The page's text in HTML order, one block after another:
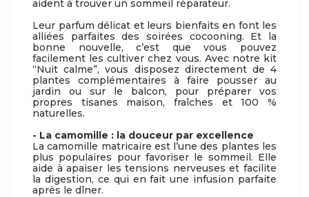
aident à trouver un sommeil réparateur.
Leur parfum délicat et leurs bienfaits en font les
alliées parfaites des soirées cocooning. Et la
bonne nouvelle, c’est que vous pouvez
facilement les cultiver chez vous. Avec notre kit
“Nuit calme”, vous disposez directement de 4
plantes complémentaires à faire pousser au
jardin ou sur le balcon, pour préparer vos
propres tisanes maison, fraîches et 100 %
naturelles.
- La camomille : la douceur par excellence
La camomille matricaire est l’une des plantes les
plus populaires pour favoriser le sommeil. Elle
aide à apaiser les tensions nerveuses et facilite
la digestion, ce qui en fait une infusion parfaite
après le dîner.